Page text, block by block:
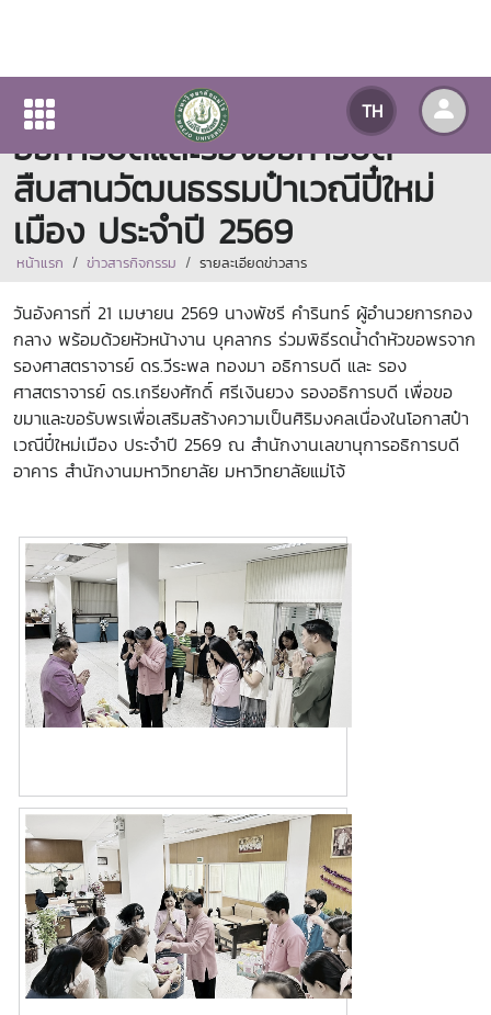
TH
กองกลางจัดพิธีรดน้ำดำหัว
อธิการบดีและรองอธิการบดี
สืบสานวัฒนธรรมป๋าเวณีปี๋ใหม่
เมือง ประจำปี 2569
หน้าแรก ข่าวสารกิจกรรม รายละเอียดข่าวสาร
วันอังคารที่ 21 เมษายน 2569 นางพัชรี คำรินทร์ ผู้อำนวยการกอง
กลาง พร้อมด้วยหัวหน้างาน บุคลากร ร่วมพิธีรดน้ำดำหัวขอพรจาก
รองศาสตราจารย์ ดร.วีระพล ทองมา อธิการบดี และ รอง
ศาสตราจารย์ ดร.เกรียงศักดิ์ ศรีเงินยวง รองอธิการบดี เพื่อขอ
ขมาและขอรับพรเพื่อเสริมสร้างความเป็นศิริมงคลเนื่องในโอกาสป๋า
เวณีปี๋ใหม่เมือง ประจำปี 2569 ณ สำนักงานเลขานุการอธิการบดี
อาคาร สำนักงานมหาวิทยาลัย มหาวิทยาลัยแม่โจ้